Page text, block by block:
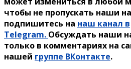
чтобы не пропускать наши
подпишитесь на наш канал в
Telegram. Обсуждать наши
только в комментариях на
нашей группе ВКонтакте.